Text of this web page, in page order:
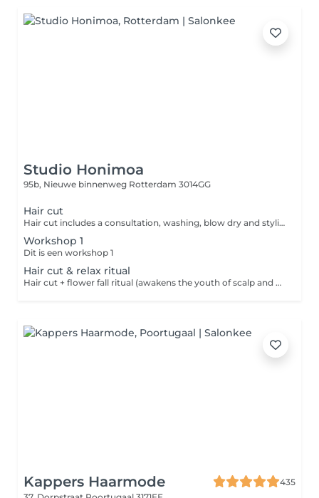
Studio Honimoa
95b, Nieuwe binnenweg Rotterdam 3014GG
Hair cut
Hair cut includes a consultation, washing, blow dry and styling
Workshop 1
Dit is een workshop 1
Hair cut & relax ritual
Hair cut + flower fall ritual (awakens the youth of scalp and hair)
Kappers Haarmode
435